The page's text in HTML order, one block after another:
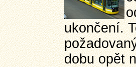
ukončení.
dobu opět